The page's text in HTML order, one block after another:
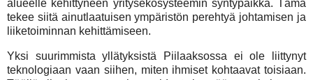
alueelle kehittyneen yritysekosysteemin syntypaikka. Tämä
tekee siitä ainutlaatuisen ympäristön perehtyä johtamisen ja
liiketoiminnan kehittämiseen.
Yksi suurimmista yllätyksistä Piilaaksossa ei ole liittynyt
teknologiaan vaan siihen, miten ihmiset kohtaavat toisiaan.